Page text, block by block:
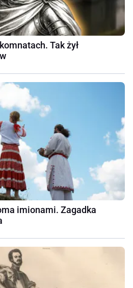
Tak żył
imionami. Zagadka